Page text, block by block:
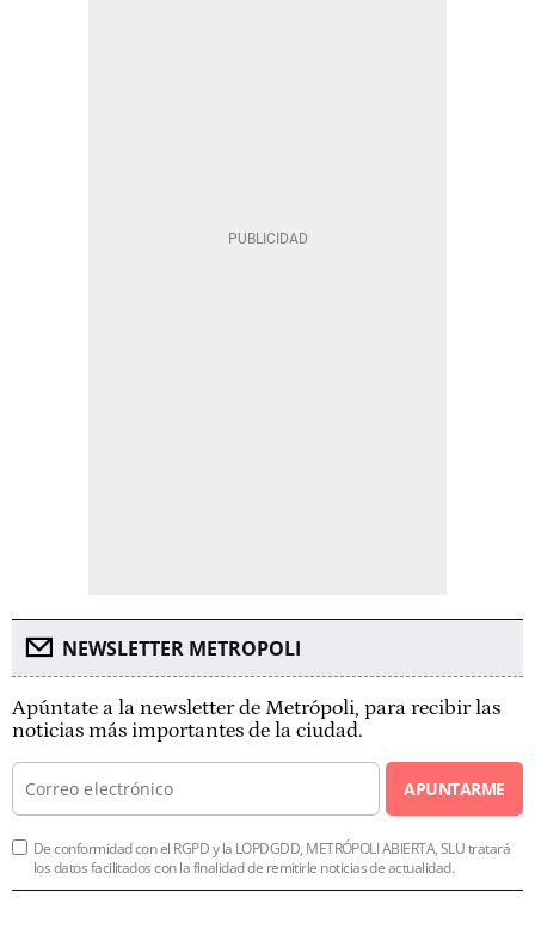
NEWSLETTER METROPOLI
Apúntate a la newsletter de Metrópoli, para recibir las
noticias más importantes de la ciudad.
APUNTARME
De conformidad con el RGPD y la LOPDGDD, METRÓPOLI ABIERTA, SLU tratará
los datos facilitados con la finalidad de remitirle noticias de actualidad.